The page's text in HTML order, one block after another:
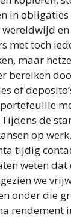
in
met toch
maar
bereiken
of
de
op
tijdig
weten
we
onder die
rendement